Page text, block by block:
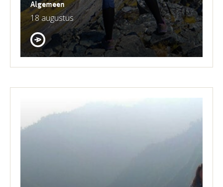
Algemeen
18 augustus